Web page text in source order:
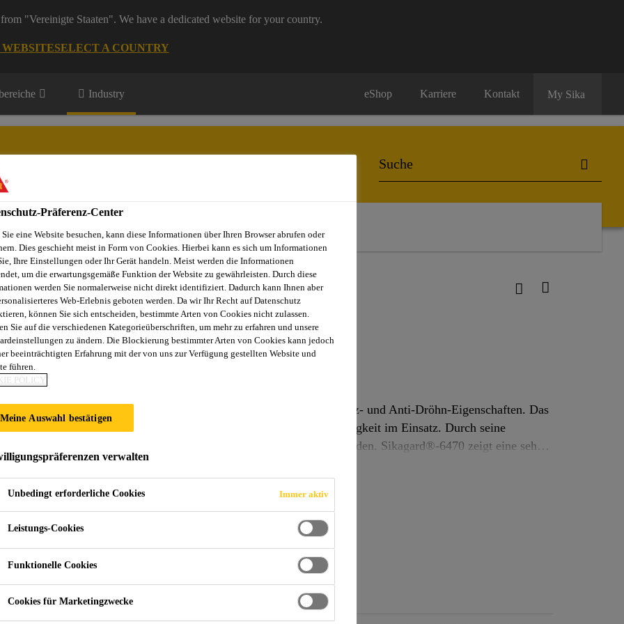
"Vereinigte Staaten". We have a dedicated website for your country.
SELECT A COUNTRY
Industry eShop Karriere Kontakt My Sika
Aftermarket / Fahrzeugreparatur
Karosserieschutz Steinschlagschutz Sikagard®-6470
Schutzbeschichtung mit hervorragenden Rostschutz- und Anti-Dröhn-Eigenschaften. Das
der Fahrzeugkarosserie und besitzt eine hohe Leistungsfähigkeit im Einsatz. Durch seine
Oberflächenstrukturen einfach reproduziert werden. Sikagard®-6470 zeigt eine sehr
sich eine resistente Schutzschicht, welche
Metalloberflächen vor Korrosion und Steinschlag schützt.
Präferenz-Center
Sie eine Website besuchen, kann diese Informationen über Ihren Browser abrufen oder
Dies geschieht meist in Form von Cookies. Hierbei kann es sich um Informationen
Ihre Einstellungen oder Ihr Gerät handeln. Meist werden die Informationen
um die erwartungsgemäße Funktion der Website zu gewährleisten. Durch diese
werden Sie normalerweise nicht direkt identifiziert. Dadurch kann Ihnen aber
Web-Erlebnis geboten werden. Da wir Ihr Recht auf Datenschutz
können Sie sich entscheiden, bestimmte Arten von Cookies nicht zulassen.
Sie auf die verschiedenen Kategorieüberschriften, um mehr zu erfahren und unsere
zu ändern. Die Blockierung bestimmter Arten von Cookies kann jedoch
beeinträchtigten Erfahrung mit der von uns zur Verfügung gestellten Website und
führen.
POLICY
Meine Auswahl bestätigen
verwalten
Unbedingt erforderliche Cookies Immer aktiv
Leistungs-Cookies
Funktionelle Cookies
Cookies für Marketingzwecke